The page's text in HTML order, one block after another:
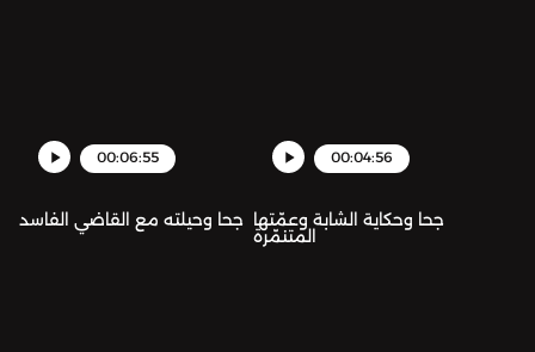
00:06:55
جحا وحيلته مع القاضي الفاسد
00:04:56
جحا وحكاية الشابة وعمّتها
المتنمّرة